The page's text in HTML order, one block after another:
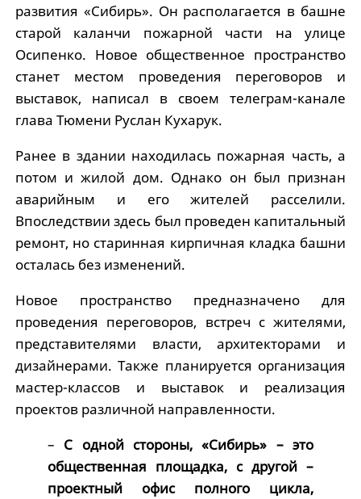
развития «Сибирь». Он располагается в башне
старой каланчи пожарной части на улице
Осипенко. Новое общественное пространство
станет местом проведения переговоров и
выставок, написал в своем телеграм-канале
глава Тюмени Руслан Кухарук.
Ранее в здании находилась пожарная часть, а
потом и жилой дом. Однако он был признан
аварийным и его жителей расселили.
Впоследствии здесь был проведен капитальный
ремонт, но старинная кирпичная кладка башни
осталась без изменений.
Новое пространство предназначено для
проведения переговоров, встреч с жителями,
представителями власти, архитекторами и
дизайнерами. Также планируется организация
мастер-классов и выставок и реализация
проектов различной направленности.
– С одной стороны, «Сибирь» – это
общественная площадка, с другой –
проектный офис полного цикла,